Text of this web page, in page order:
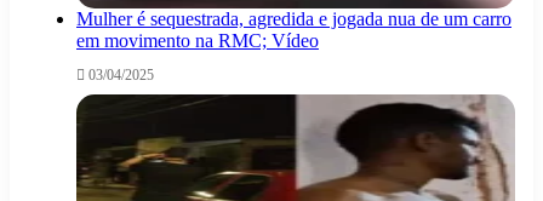
Mulher é sequestrada, agredida e jogada nua de um carro
em movimento na RMC; Vídeo
03/04/2025